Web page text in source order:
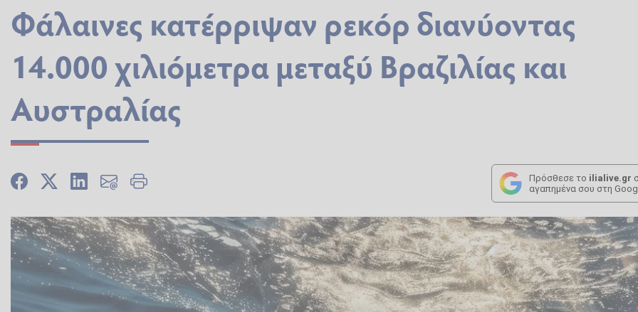
Φάλαινες κατέρριψαν ρεκόρ διανύοντας
14.000 χιλιόμετρα μεταξύ Βραζιλίας και
Αυστραλίας
Πρόσθεσε το ilialive.gr
αγαπημένα σου στη